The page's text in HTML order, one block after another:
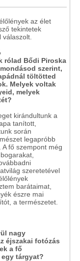
az élet
tekintetek
rólad Bődi Piroska
szerint,
töltötted
Melyek voltak
melyek
kirándultunk a
tanított,
során
legapróbb
fő szempont még
szeretetével
barátaimat,
észre mai
a természetet.
nagy
éjszakai fotózás
a fő
tárgyat?